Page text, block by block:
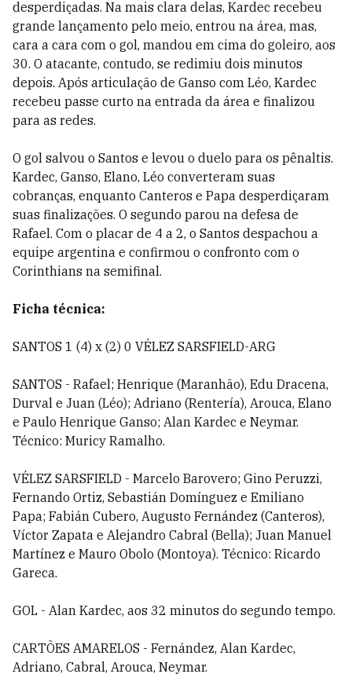
desperdiçadas. Na mais clara delas, Kardec recebeu
grande lançamento pelo meio, entrou na área, mas,
cara a cara com o gol, mandou em cima do goleiro, aos
30. O atacante, contudo, se redimiu dois minutos
depois. Após articulação de Ganso com Léo, Kardec
recebeu passe curto na entrada da área e finalizou
para as redes.
O gol salvou o Santos e levou o duelo para os pênaltis.
Kardec, Ganso, Elano, Léo converteram suas
cobranças, enquanto Canteros e Papa desperdiçaram
suas finalizações. O segundo parou na defesa de
Rafael. Com o placar de 4 a 2, o Santos despachou a
equipe argentina e confirmou o confronto com o
Corinthians na semifinal.
Ficha técnica:
SANTOS 1 (4) x (2) 0 VÉLEZ SARSFIELD-ARG
SANTOS - Rafael; Henrique (Maranhão), Edu Dracena,
Durval e Juan (Léo); Adriano (Rentería), Arouca, Elano
e Paulo Henrique Ganso; Alan Kardec e Neymar.
Técnico: Muricy Ramalho.
VÉLEZ SARSFIELD - Marcelo Barovero; Gino Peruzzi,
Fernando Ortiz, Sebastián Domínguez e Emiliano
Papa; Fabián Cubero, Augusto Fernández (Canteros),
Víctor Zapata e Alejandro Cabral (Bella); Juan Manuel
Martínez e Mauro Obolo (Montoya). Técnico: Ricardo
Gareca.
GOL - Alan Kardec, aos 32 minutos do segundo tempo.
CARTÕES AMARELOS - Fernández, Alan Kardec,
Adriano, Cabral, Arouca, Neymar.